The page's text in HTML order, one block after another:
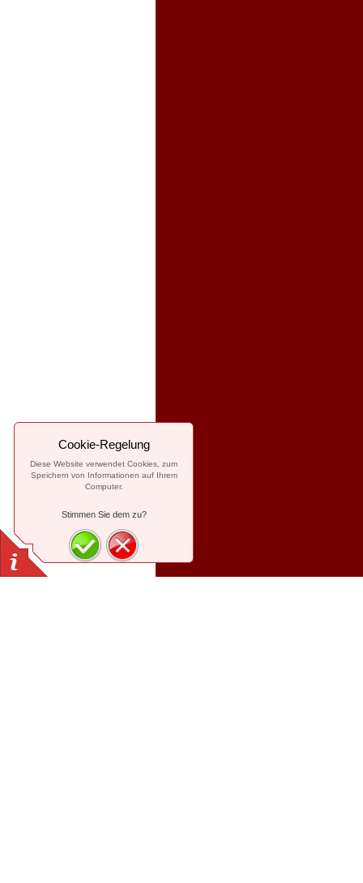
Cookie-Regelung
Diese Website verwendet Cookies, zum
Speichern von Informationen auf Ihrem
Computer.
Stimmen Sie dem zu?